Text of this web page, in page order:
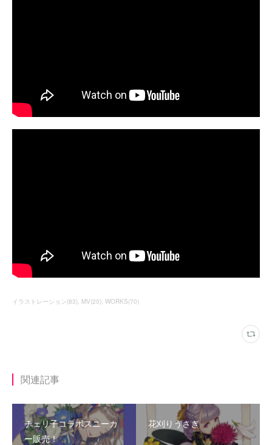
イラストレーション(83) MV(20) WORKS(70)
関連記事
チェリ子コラボスニーカ
ー販売！
花刈りうさぎ